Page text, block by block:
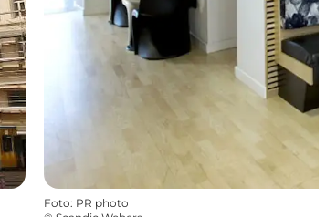
Foto: PR photo